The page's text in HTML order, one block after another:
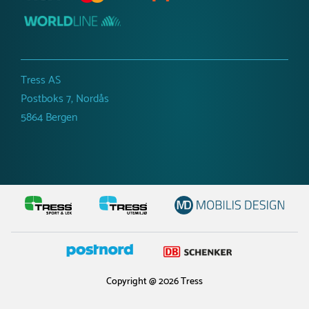
Tress AS
Postboks 7, Nordås
5864 Bergen
Copyright @ 2026 Tress